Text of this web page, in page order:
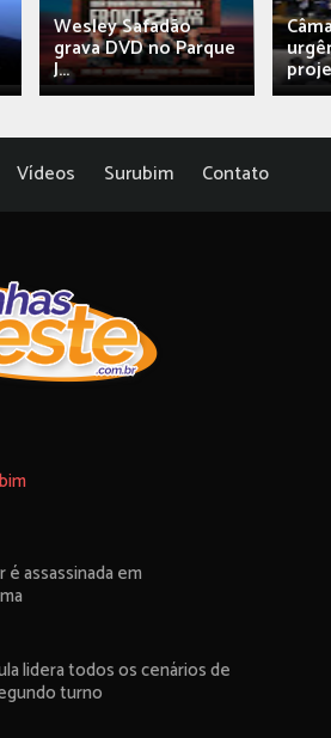
Wesley Safadão
grava DVD no Parque
J...
Vídeos Surubim Contato
é assassinada em
lidera todos os cenários de
turno